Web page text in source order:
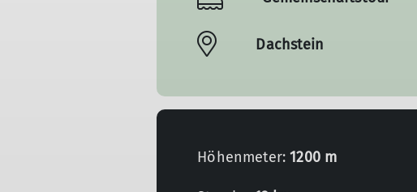
Dachstein
Höhenmeter:1200 m